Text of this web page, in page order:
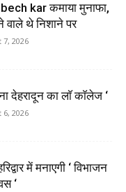
kar कमाया मुनाफा,
थे निशाने पर
7, 2026
देहरादून का लाॅ काॅलेज ‘
6, 2026
में मनाएगी ‘ विभाजन
‘